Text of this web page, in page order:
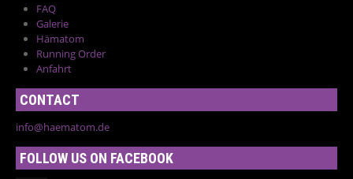
FAQ
Galerie
Hämatom
Running Order
Anfahrt
CONTACT
info@haematom.de
FOLLOW US ON FACEBOOK